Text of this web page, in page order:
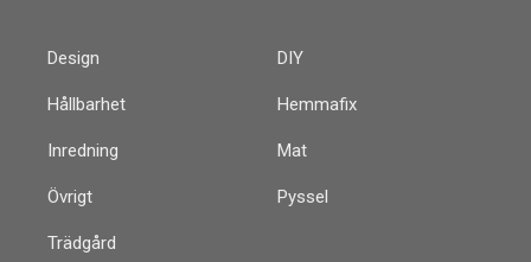
Design DIY
Hållbarhet Hemmafix
Inredning Mat
Övrigt Pyssel
Trädgård